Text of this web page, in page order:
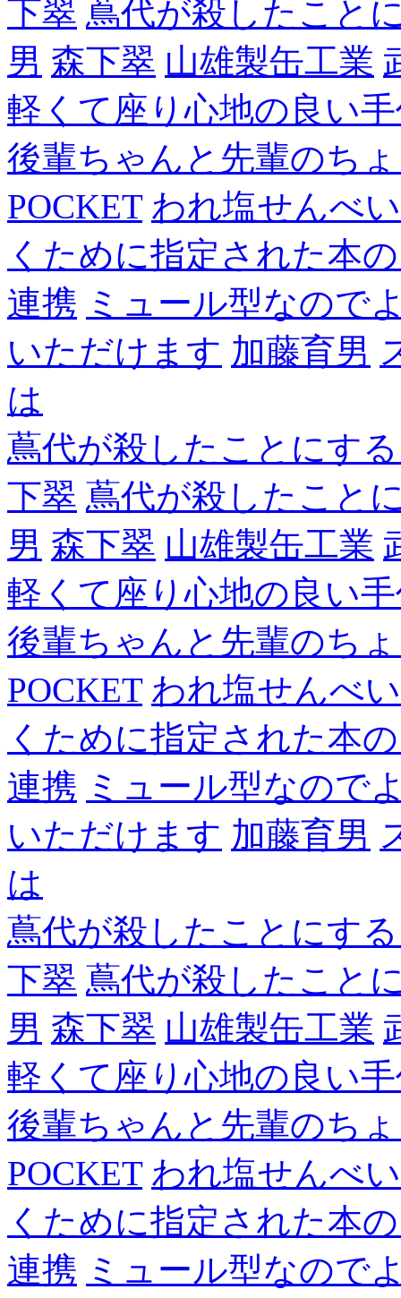
下翠 蔦代が殺したこと
男 森下翠 山雄製缶工業
軽くて座り心地の良い
後輩ちゃんと先輩のち
POCKET われ塩せんべい
くために指定された本
連携 ミュール型なので
いただけます 加藤育男
は
蔦代が殺したことにす
下翠 蔦代が殺したこと
男 森下翠 山雄製缶工業
軽くて座り心地の良い
後輩ちゃんと先輩のち
POCKET われ塩せんべい
くために指定された本
連携 ミュール型なので
いただけます 加藤育男
は
蔦代が殺したことにす
下翠 蔦代が殺したこと
男 森下翠 山雄製缶工業
軽くて座り心地の良い
後輩ちゃんと先輩のち
POCKET われ塩せんべい
くために指定された本
連携 ミュール型なので